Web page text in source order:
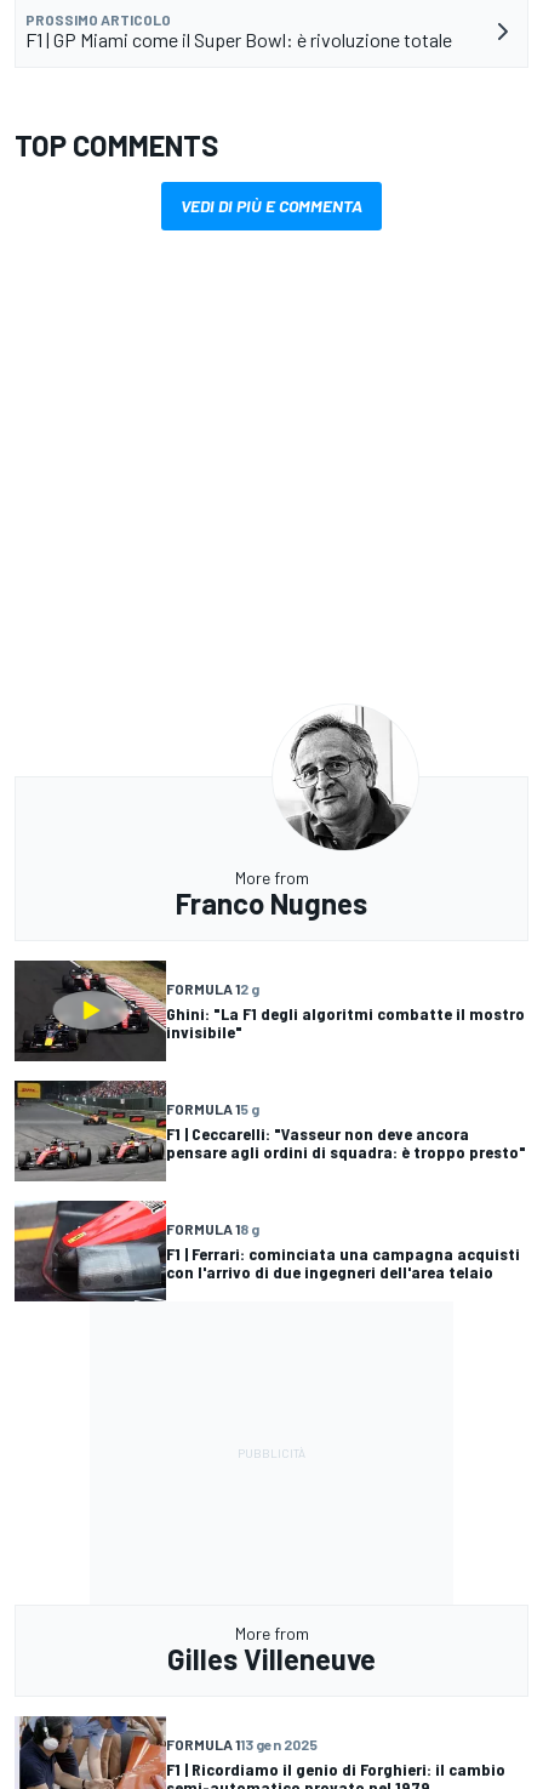
PROSSIMO ARTICOLO
F1 | GP Miami come il Super Bowl: è rivoluzione totale
TOP COMMENTS
VEDI DI PIÙ E COMMENTA
More from
Franco Nugnes
FORMULA 12 g
Ghini: "La F1 degli algoritmi combatte il mostro
invisibile"
FORMULA 15 g
F1 | Ceccarelli: "Vasseur non deve ancora
pensare agli ordini di squadra: è troppo presto"
FORMULA 18 g
F1 | Ferrari: cominciata una campagna acquisti
con l'arrivo di due ingegneri dell'area telaio
More from
Gilles Villeneuve
FORMULA 113 gen 2025
F1 | Ricordiamo il genio di Forghieri: il cambio